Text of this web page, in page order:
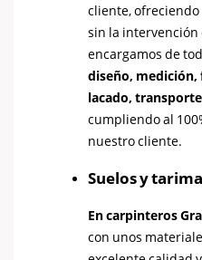
cliente,
sin la
encargamos de
diseño, medición,
lacado,
cumpliendo al
nuestro cliente.
Suelos y
En carpinteros
con unos